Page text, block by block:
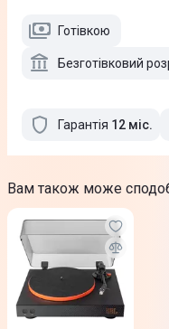
Готівкою
Безготівковий
Гарантія 12 міс.
Вам також може